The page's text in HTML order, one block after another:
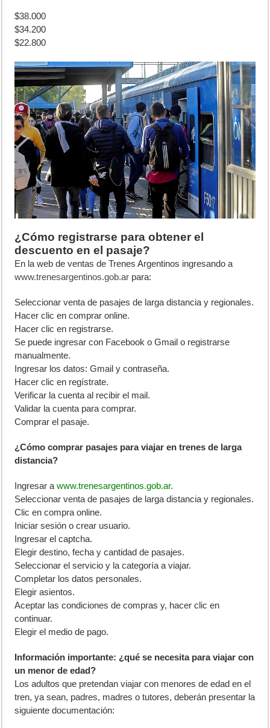
$38.000
$34.200
$22.800
¿Cómo registrarse para obtener el
descuento en el pasaje?
En la web de ventas de Trenes Argentinos ingresando a
www.trenesargentinos.gob.ar para:
Seleccionar venta de pasajes de larga distancia y regionales.
Hacer clic en comprar online.
Hacer clic en registrarse.
Se puede ingresar con Facebook o Gmail o registrarse
manualmente.
Ingresar los datos: Gmail y contraseña.
Hacer clic en regístrate.
Verificar la cuenta al recibir el mail.
Validar la cuenta para comprar.
Comprar el pasaje.
¿Cómo comprar pasajes para viajar en trenes de larga
distancia?
Ingresar awww.trenesargentinos.gob.ar.
Seleccionar venta de pasajes de larga distancia y regionales.
Clic en compra online.
Iniciar sesión o crear usuario.
Ingresar el captcha.
Elegir destino, fecha y cantidad de pasajes.
Seleccionar el servicio y la categoría a viajar.
Completar los datos personales.
Elegir asientos.
Aceptar las condiciones de compras y, hacer clic en
continuar.
Elegir el medio de pago.
Información importante: ¿qué se necesita para viajar con
un menor de edad?
Los adultos que pretendan viajar con menores de edad en el
tren, ya sean, padres, madres o tutores, deberán presentar la
siguiente documentación: